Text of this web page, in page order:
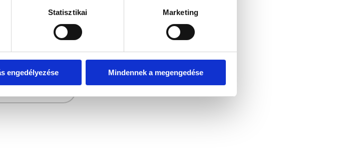
Statisztikai Marketing
engedélyezése Mindennek a megengedése